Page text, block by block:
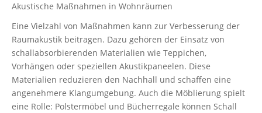
Akustische Maßnahmen in Wohnräumen
Eine Vielzahl von Maßnahmen kann zur Verbesserung der
Raumakustik beitragen. Dazu gehören der Einsatz von
schallabsorbierenden Materialien wie Teppichen,
Vorhängen oder speziellen Akustikpaneelen. Diese
Materialien reduzieren den Nachhall und schaffen eine
angenehmere Klangumgebung. Auch die Möblierung spielt
eine Rolle: Polstermöbel und Bücherregale können Schall